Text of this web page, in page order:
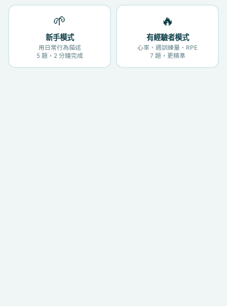
🌱
新手模式
用日常行為描述
5 題，2 分鐘完成
🔥
有經驗者模式
心率、週訓練量、RPE
7 題，更精準